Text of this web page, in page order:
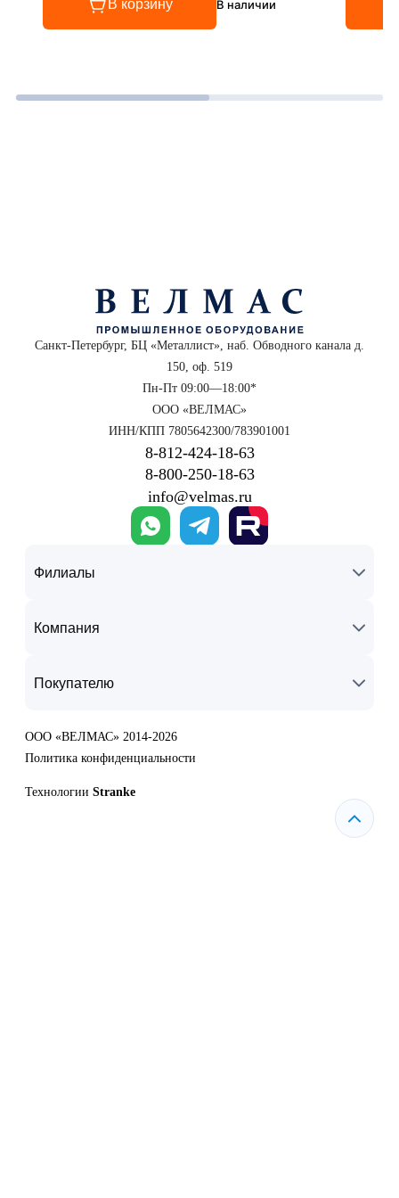
В корзину В наличии
Санкт-Петербург, БЦ «Металлист», наб. Обводного канала д.
150, оф. 519
Пн-Пт 09:00—18:00*
ООО «ВЕЛМАС»
ИНН/КПП 7805642300/783901001
8‑812‑424‑18‑63
8‑800‑250‑18‑63
info@velmas.ru
Филиалы
Компания
Покупателю
ООО «ВЕЛМАС» 2014-2026
Политика конфиденциальности
Технологии Stranke